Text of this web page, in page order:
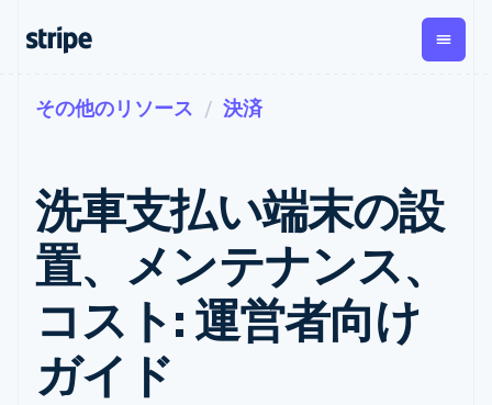
支払い
オンライン決
済
Managed
Payments
マーチャント
オブレコード
ソリューショ
ン
Payment links
コーディング
不要の決済ペ
ージ
Checkout
収益
経常収益
Metronome
従量課金
サブスクリ
プション
サブスクリ
プションの
Global
Payouts
第三者
への入
金
ットプ
イス
企業規模別
ユースケース別
エージェンティックコマ
ース
E コマース / ECサイト
埋込型金融
請求・財務関連
ドキュメント
ライブラリと SDK
Stripe Apps
ガイド
オンライン決済を受け付
け
構築済みの決済を実装
学ぶ
ガイド
サポート
サポートに問い合わせる
管理サポートプラン
プロフェッショナルサー
ビス
その他のリソース 決済
洗車支払い端末の設
置、メンテナンス、
コスト: 運営者向け
ガイド